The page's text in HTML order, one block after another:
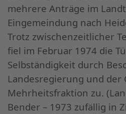
mehrere Anträge im
Eingemeindung nach
Trotz zwischenzeitlicher
fiel im Februar 1974 die
Selbständigkeit durch
Landesregierung und der
Mehrheitsfraktion zu.
Bender – 1973 zufällig in